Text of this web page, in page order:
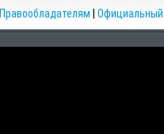
Правообладателям Официальный